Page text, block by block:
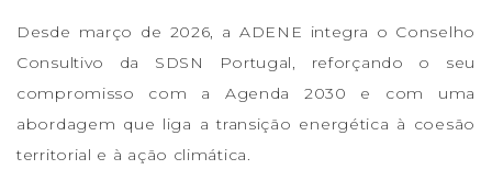
Desde março de 2026, a ADENE integra o Conselho
Consultivo da SDSN Portugal, reforçando o seu
compromisso com a Agenda 2030 e com uma
abordagem que liga a transição energética à coesão
territorial e à ação climática.